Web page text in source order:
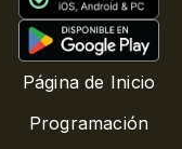
Página de Inicio
Programación